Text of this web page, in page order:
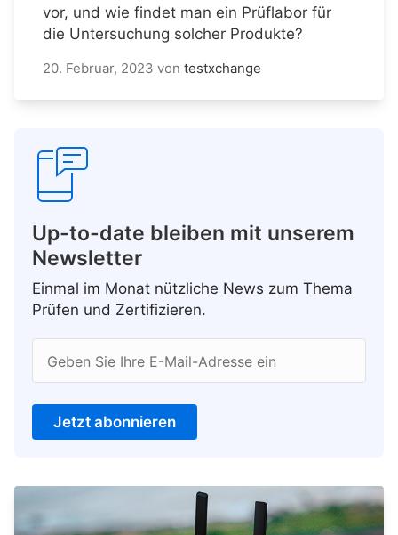
vor, und wie findet man ein Prüflabor für
die Untersuchung solcher Produkte?
20. Februar, 2023 von testxchange
Up-to-date bleiben mit unserem
Newsletter
Einmal im Monat nützliche News zum Thema
Prüfen und Zertifizieren.
Geben Sie Ihre E-Mail-Adresse ein
Jetzt abonnieren